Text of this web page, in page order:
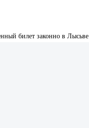
билет законно в Лысьве